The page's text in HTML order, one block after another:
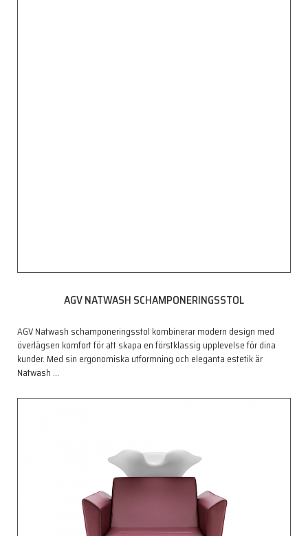
AGV NATWASH SCHAMPONERINGSSTOL
AGV Natwash schamponeringsstol kombinerar modern design med
överlägsen komfort för att skapa en förstklassig upplevelse för dina
kunder. Med sin ergonomiska utformning och eleganta estetik är
Natwash …